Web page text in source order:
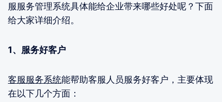
服服务管理系统具体能给企业带来哪些好处呢？下面
给大家详细介绍。
1、服务好客户
客服服务系统能帮助客服人员服务好客户，主要体现
在以下几个方面：